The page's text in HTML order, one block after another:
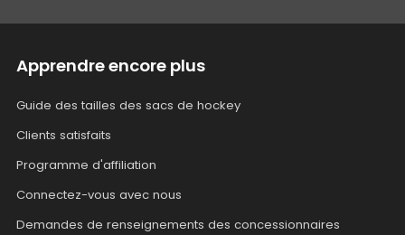
Apprendre encore plus
Guide des tailles des sacs de hockey
Clients satisfaits
Programme d'affiliation
Connectez-vous avec nous
Demandes de renseignements des concessionnaires